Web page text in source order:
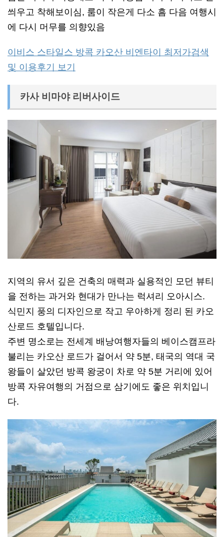
씌우고 착해보이심, 룸이 작은게 다소 흠 다음 여행시
에 다시 머무를 의향있음
이비스 스타일스 방콕 카오산 비엔타이 최저가검색
및 이용후기 보기
카사 비마야 리버사이드
지역의 유서 깊은 건축의 매력과 실용적인 모던 뷰티
을 전하는 과거와 현대가 만나는 럭셔리 오아시스.
식민지 풍의 디자인으로 작고 우아하게 정리 된 카오
산로드 호텔입니다.
주변 명소로는 전세계 배낭여행자들의 베이스캠프라
불리는 카오산 로드가 걸어서 약 5분, 태국의 역대 국
왕들이 살았던 방콕 왕궁이 차로 약 5분 거리에 있어
방콕 자유여행의 거점으로 삼기에도 좋은 위치입니
다.